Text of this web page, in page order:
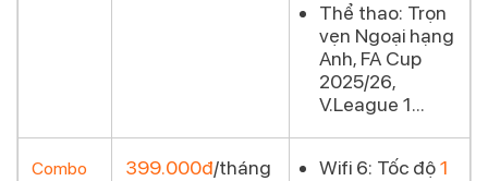
Thể thao: Trọn
vẹn Ngoại hạng
Anh, FA Cup
2025/26,
V.League 1...
Combo
399.000đ/tháng Wifi 6: Tốc độ1